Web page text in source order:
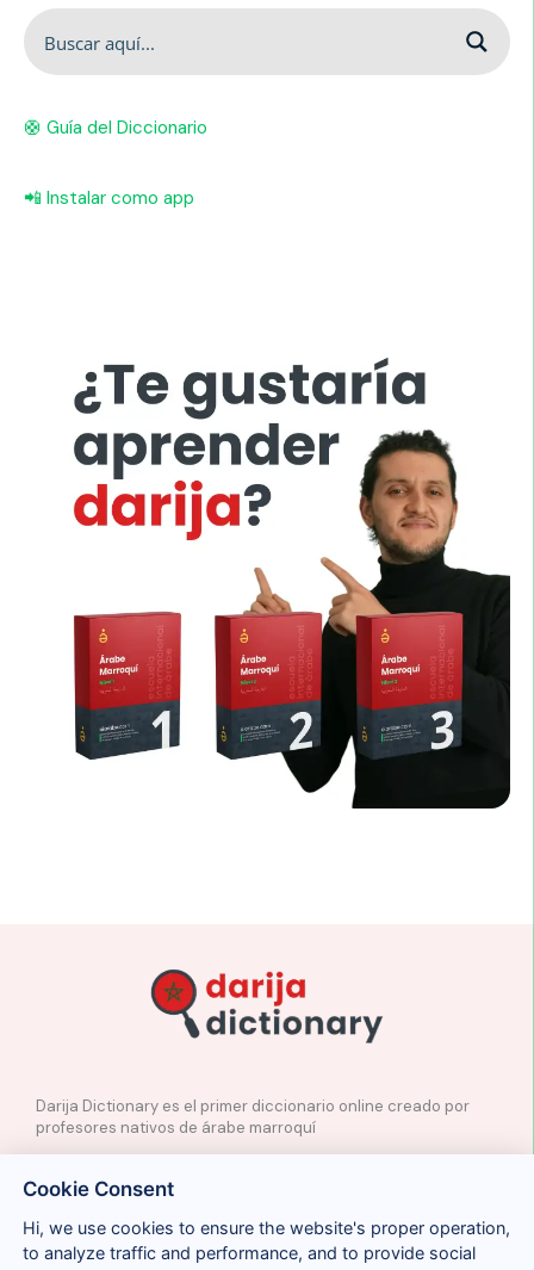
🛟 Guía del Diccionario
📲 Instalar como app
Darija Dictionary es el primer diccionario online creado por
profesores nativos de árabe marroquí
Contacto
📲Redes Sociales
🤝🏼Proponer palabras
Cookie Consent
Hi, we use cookies to ensure the website's proper operation,
to analyze traffic and performance, and to provide social